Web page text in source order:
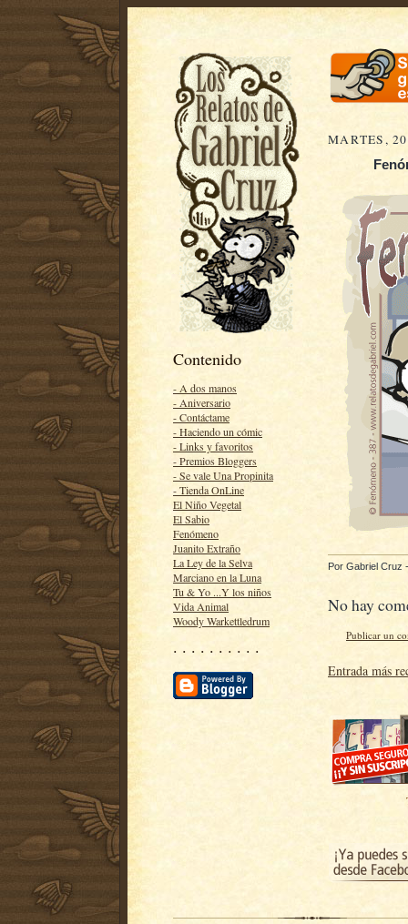
Contenido
- A dos manos
- Aniversario
- Contáctame
- Haciendo un cómic
- Links y favoritos
- Premios Bloggers
- Se vale Una Propinita
- Tienda OnLine
El Niño Vegetal
El Sabio
Fenómeno
Juanito Extraño
La Ley de la Selva
Marciano en la Luna
Tu & Yo ...Y los niños
Vida Animal
Woody Warkettledrum
· · · · · · · · · ·
MARTES,
Por Gabriel Cruz
No hay
Publicar un
Entrada más